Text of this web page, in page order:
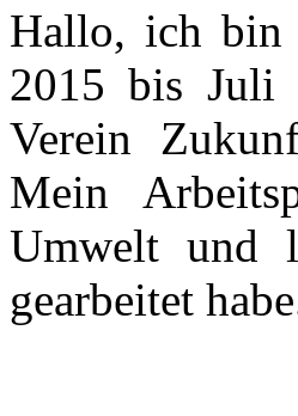
Hallo, ich bin
2015 bis Juli
Verein
Mein
Umwelt und
gearbeitet